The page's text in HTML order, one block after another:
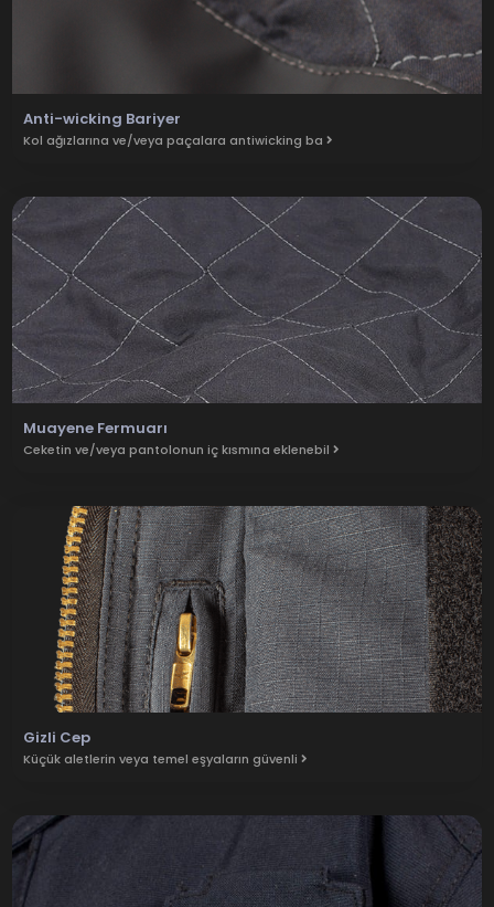
Anti-wicking Bariyer
Kol ağızlarına ve/veya paçalara antiwicking ba
Muayene Fermuarı
Ceketin ve/veya pantolonun iç kısmına eklenebil
Gizli Cep
Küçük aletlerin veya temel eşyaların güvenli